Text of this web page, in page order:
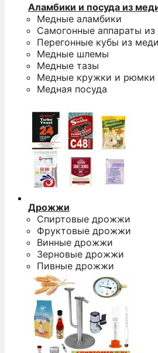
Аламбики и посуда из
Медные аламбики
Самогонные аппараты
Перегонные кубы из меди
Медные шлемы
Медные тазы
Медные кружки и рюмки
Медная посуда
Дрожжи
Спиртовые дрожжи
Фруктовые дрожжи
Винные дрожжи
Зерновые дрожжи
Пивные дрожжи